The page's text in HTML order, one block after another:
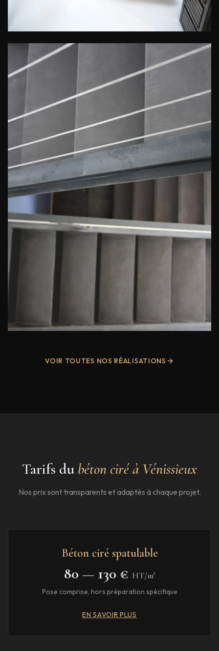
VOIR TOUTES NOS RÉALISATIONS
Tarifs du béton ciré à Vénissieux
Nos prix sont transparents et adaptés à chaque projet.
Béton ciré spatulable
80 — 130 € HT/m²
Pose comprise, hors préparation spécifique
EN SAVOIR PLUS